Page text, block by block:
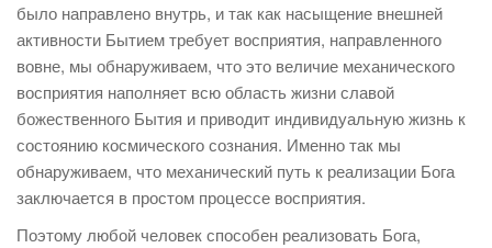
было направлено внутрь, и так как насыщение внешней
активности Бытием требует восприятия, направленного
вовне, мы обнаруживаем, что это величие механического
восприятия наполняет всю область жизни славой
божественного Бытия и приводит индивидуальную жизнь к
состоянию космического сознания. Именно так мы
обнаруживаем, что механический путь к реализации Бога
заключается в простом процессе восприятия.
Поэтому любой человек способен реализовать Бога,